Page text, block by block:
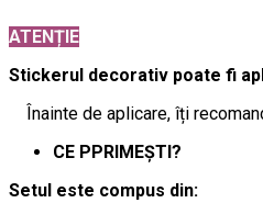
ATENȚIE
Stickerul decorativ poate fi
Înainte de aplicare, îți
CE PPRIMEȘTI?
Setul este compus din: